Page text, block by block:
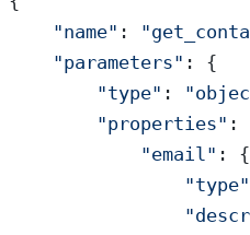
    "name"
:
    "parameters"
: {
        "type"
:
        "properties"
:
            "email"
: {
                "type"